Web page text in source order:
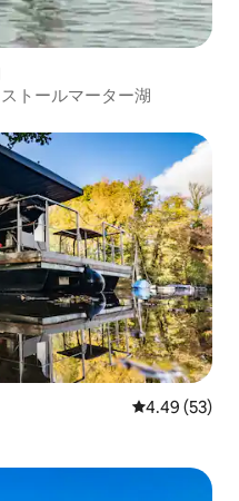
トールマーター湖
レビュー53
4.49 (53)